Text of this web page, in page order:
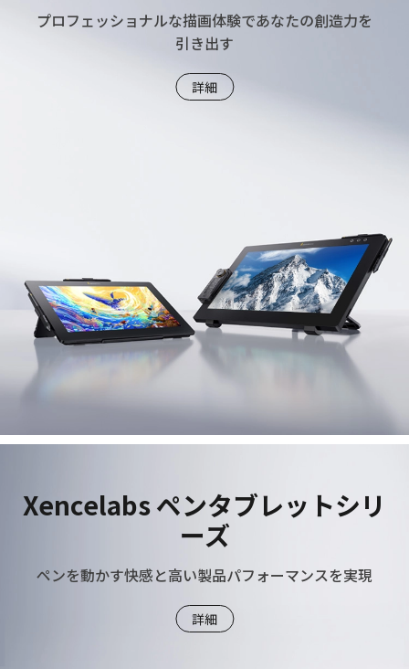
プロフェッショナルな描画体験であなたの創造力を
引き出す
詳細
Xencelabs ペンタブレットシリ
ーズ
ペンを動かす快感と高い製品パフォーマンスを実現
詳細